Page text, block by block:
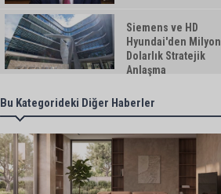
Siemens ve HD
Hyundai'den Milyon
Dolarlık Stratejik
Anlaşma
Bu Kategorideki Diğer Haberler